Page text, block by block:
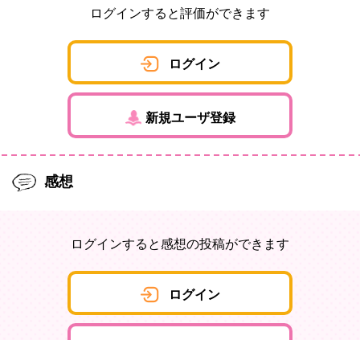
ログインすると評価ができます
ログイン
新規ユーザ登録
感想
ログインすると感想の投稿ができます
ログイン